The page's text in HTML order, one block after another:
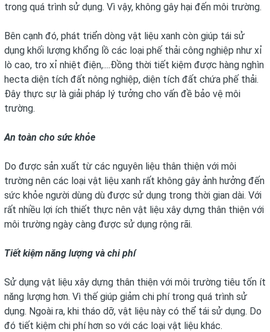
trong quá trình sử dụng. Vì vậy, không gây hại đến môi trường.
Bên cạnh đó, phát triển dòng vật liệu xanh còn giúp tái sử
dụng khối lượng khổng lồ các loại phế thải công nghiệp như xỉ
lò cao, tro xỉ nhiệt điện,....Đồng thời tiết kiệm được hàng nghìn
hecta diện tích đất nông nghiệp, diện tích đất chứa phế thải.
Đây thực sự là giải pháp lý tưởng cho vấn đề bảo vệ môi
trường.
An toàn cho sức khỏe
Do được sản xuất từ các nguyên liệu thân thiện với môi
trường nên các loại vật liệu xanh rất không gây ảnh hưởng đến
sức khỏe người dùng dù được sử dụng trong thời gian dài. Với
rất nhiều lợi ích thiết thực nên vật liệu xây dựng thân thiện với
môi trường ngày càng được sử dụng rộng rãi.
Tiết kiệm năng lượng và chi phí
Sử dụng vật liệu xây dựng thân thiện với môi trường tiêu tốn ít
năng lượng hơn. Vì thế giúp giảm chi phí trong quá trình sử
dụng. Ngoài ra, khi tháo dỡ, vật liệu này có thể tái sử dụng. Do
đó tiết kiệm chi phí hơn so với các loại vật liệu khác.